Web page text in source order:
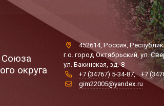
Союза
округа
452614, Россия,
г.о. город Октябрьский, ул.
ул. Бакинская, зд. 8
+7 (34767) 5-34-87,
+7
gim22005@yandex.ru